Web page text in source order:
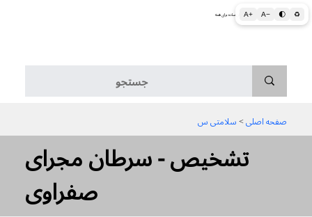
A+ A− 🌓 ♻ اطلاعات پزشکی و بهداشتی به زبان ساده برای همه
صفحه اصلی > سلامتی س
تشخیص - سرطان مجرای
صفراوی